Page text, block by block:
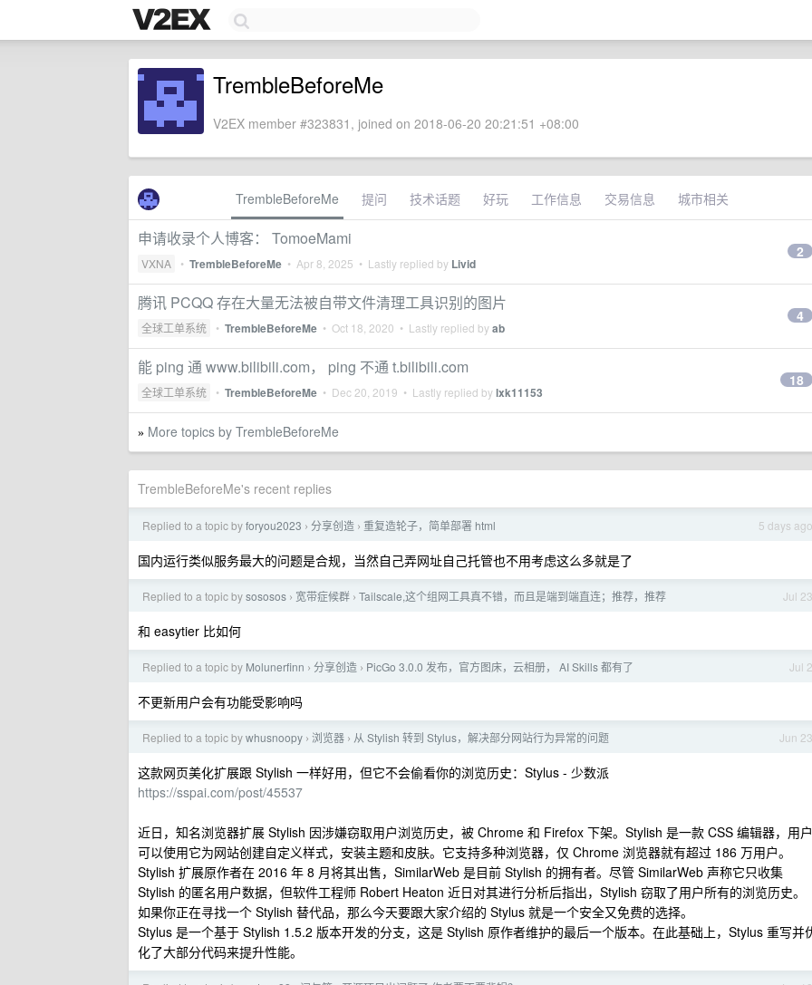
TrembleBeforeMe
V2EX member #323831, joined on 2018-06-20 20:21:51 +08:00
TrembleBeforeMe 提问 技术话题 好玩 工作信息 交易信息 城市相关
申请收录个人博客： TomoeMami
VXNA • TrembleBeforeMe • Apr 8, 2025 • Lastly replied by Livid
2
腾讯 PCQQ 存在大量无法被自带文件清理工具识别的图片
全球工单系统 • TrembleBeforeMe • Oct 18, 2020 • Lastly replied byab
4
能 ping 通 www.bilibili.com， ping 不通 t.bilibili.com
全球工单系统 • TrembleBeforeMe • Dec 20, 2019 • Lastly replied bylxk11153
18
» More topics by TrembleBeforeMe
TrembleBeforeMe's recent replies
5 days ago
Replied to a topic byforyou2023 › 分享创造 › 重复造轮子，简单部署 html
国内运行类似服务最大的问题是合规，当然自己弄网址自己托管也不用考虑这么多就是了
Jul 23
Replied to a topic bysososos › 宽带症候群 › Tailscale,这个组网工具真不错，而且是端到端直连；推荐，推荐
和 easytier 比如何
Jul 2
Replied to a topic by Molunerfinn › 分享创造 › PicGo 3.0.0 发布，官方图床，云相册， AI Skills 都有了
不更新用户会有功能受影响吗
Jun 23
Replied to a topic bywhusnoopy › 浏览器 › 从 Stylish 转到 Stylus，解决部分网站行为异常的问题
这款网页美化扩展跟 Stylish 一样好用，但它不会偷看你的浏览历史：Stylus - 少数派
https://sspai.com/post/45537
近日，知名浏览器扩展 Stylish 因涉嫌窃取用户浏览历史，被 Chrome 和 Firefox 下架。Stylish 是一款 CSS 编辑器，用户
可以使用它为网站创建自定义样式，安装主题和皮肤。它支持多种浏览器，仅 Chrome 浏览器就有超过 186 万用户。
Stylish 扩展原作者在 2016 年 8 月将其出售，SimilarWeb 是目前 Stylish 的拥有者。尽管 SimilarWeb 声称它只收集
Stylish 的匿名用户数据，但软件工程师 Robert Heaton 近日对其进行分析后指出，Stylish 窃取了用户所有的浏览历史。
如果你正在寻找一个 Stylish 替代品，那么今天要跟大家介绍的 Stylus 就是一个安全又免费的选择。
Stylus 是一个基于 Stylish 1.5.2 版本开发的分支，这是 Stylish 原作者维护的最后一个版本。在此基础上，Stylus 重写并
化了大部分代码来提升性能。